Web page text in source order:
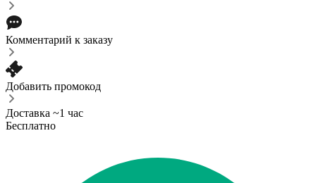
Комментарий к заказу
Добавить промокод
Доставка ~1 час
Бесплатно